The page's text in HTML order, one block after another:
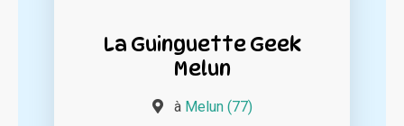
La Guinguette Geek
Melun
à Melun (77)